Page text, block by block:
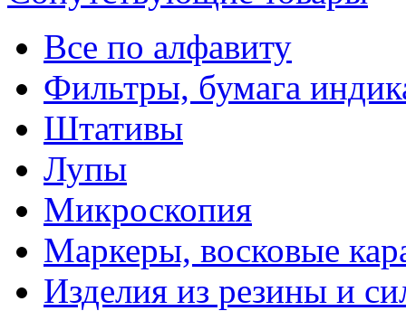
Все по алфавиту
Фильтры, бумага
Штативы
Лупы
Микроскопия
Маркеры, восковые
Изделия из резины и